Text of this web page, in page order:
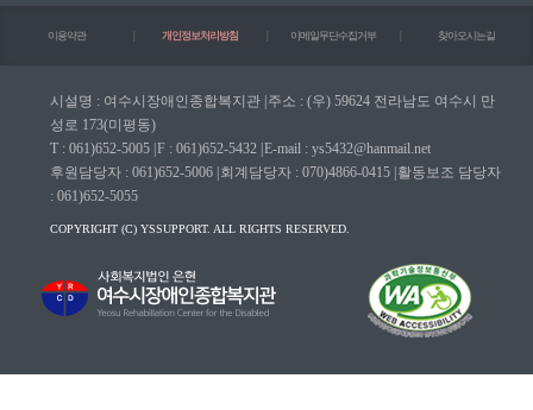
이용약관 개인정보처리방침 이메일무단수집거부 찾아오시는길
시설명 : 여수시장애인종합복지관 주소 : (우) 59624 전라남도 여수시 만
성로 173(미평동)
T : 061)652-5005 F : 061)652-5432 E-mail : ys5432@hanmail.net
후원담당자 : 061)652-5006 회계담당자 : 070)4866-0415 활동보조 담당자
: 061)652-5055
COPYRIGHT (C) YSSUPPORT. ALL RIGHTS RESERVED.
크(WA인증마크)